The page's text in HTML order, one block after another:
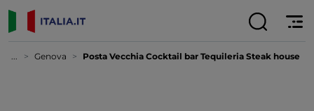
... Genova Posta Vecchia Cocktail bar Tequileria Steak house